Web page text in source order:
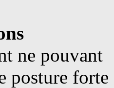
ne pouvant
posture forte